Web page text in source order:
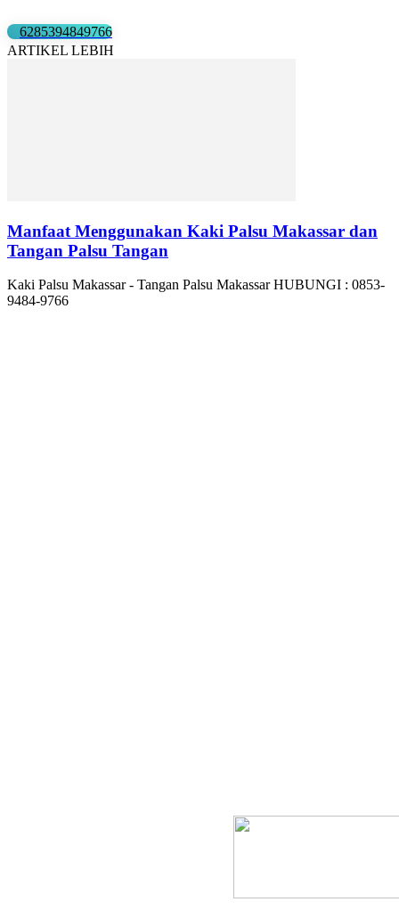
6285394849766
ARTIKEL LEBIH
Manfaat Menggunakan Kaki Palsu Makassar dan
Tangan Palsu Tangan
Kaki Palsu Makassar - Tangan Palsu Makassar HUBUNGI : 0853-
9484-9766